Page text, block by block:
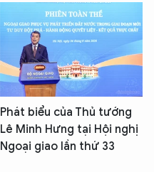
Phát biểu của Thủ tướng
Lê Minh Hưng tại Hội nghị
Ngoại giao lần thứ 33